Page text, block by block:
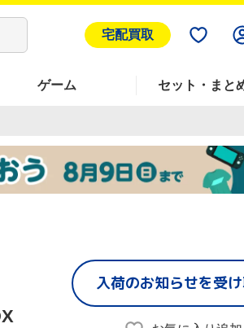
宅配買取
ゲーム セット・まと
入荷のお知らせを受